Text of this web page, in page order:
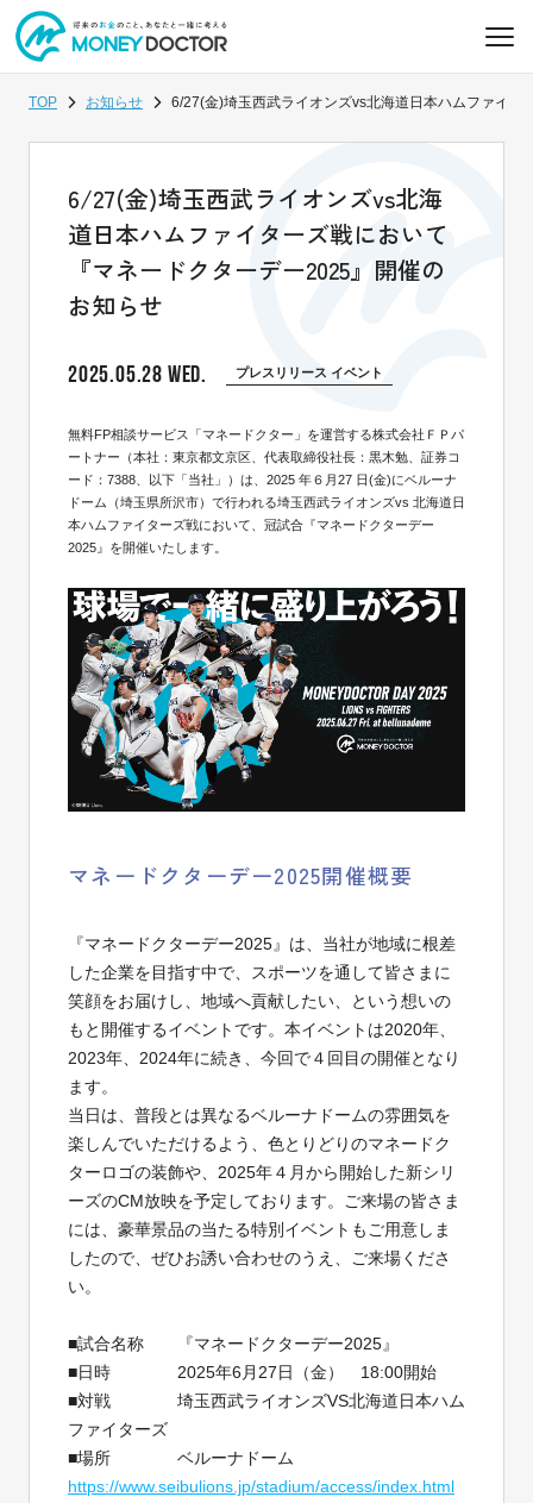
TOP お知らせ 6/27(金)埼玉西武ライオンズvs北海道日本ハムファイ
6/27(金)埼玉西武ライオンズvs北海
道日本ハムファイターズ戦において
『マネードクターデー2025』開催の
お知らせ
2025.05.28 WED. プレスリリース イベント
無料FP相談サービス「マネードクター」を運営する株式会社ＦＰパ
ートナー（本社：東京都文京区、代表取締役社長：黒木勉、証券コ
ード：7388、以下「当社」）は、2025 年６月27 日(金)にベルーナ
ドーム（埼玉県所沢市）で行われる埼玉西武ライオンズvs 北海道日
本ハムファイターズ戦において、冠試合『マネードクターデー
2025』を開催いたします。
マネードクターデー2025開催概要
『マネードクターデー2025』は、当社が地域に根差
した企業を目指す中で、スポーツを通して皆さまに
笑顔をお届け し
、地域へ貢献したい、という想いの
もと開催するイベントです。 本イベントは2020年、
2023年、2024年に続き、 今回で４ 回 目の開催となり
ます。
当日は、 普段とは異なるベルーナドームの雰囲気を
楽しんでいただけるよう、色とりどりのマネードク
ターロゴの装飾や、 2025年４月から 開始した新シリ
ーズのCM放映を予定しております。 ご来場の皆さま
には、豪華景品の当たる特別イベントもご用意しま
したので、ぜひお誘い合わせのうえ、ご来場くださ
い。
■試合名称 『マネードクターデー2025』
■日時 2025年6月27日（金） 18:00開始
■対戦 埼玉西武ライオンズVS北海道日本ハム
ファイターズ
■場所 ベルーナドーム
https://www.seibulions.jp/stadium/access/index.html